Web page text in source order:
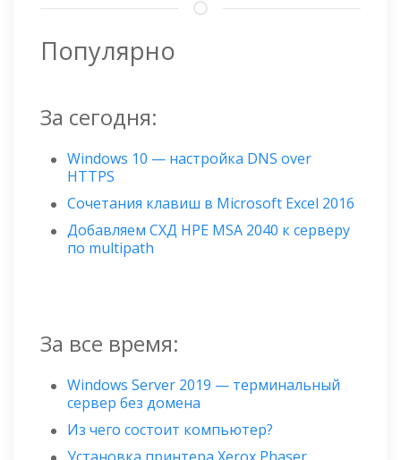
Популярно
За сегодня:
Windows 10 — настройка DNS over
HTTPS
Сочетания клавиш в Microsoft Excel 2016
Добавляем СХД HPE MSA 2040 к серверу
по multipath
За все время:
Windows Server 2019 — терминальный
сервер без домена
Из чего состоит компьютер?